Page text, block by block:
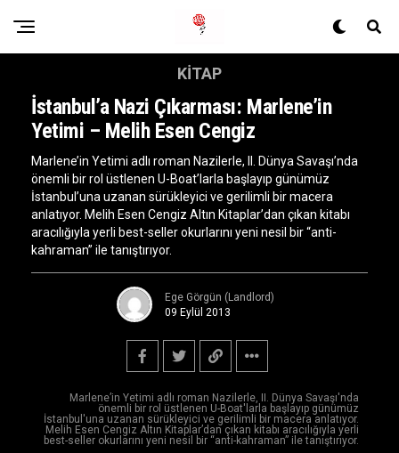
Marlene’in Yetimi adlı roman Nazilerle, II. Dünya Savaşı'nda
önemli bir rol üstlenen U-Boat'larla başlayıp günümüz
İstanbul'una uzanan sürükleyici ve gerilimli bir macera anlatıyor.
Melih Esen Cengiz Altın Kitaplar’dan çıkan kitabı aracılığıyla yerli
best-seller okurlarını yeni nesil bir “anti-kahraman” ile tanıştırıyor.
KITAP
İstanbul’a Nazi Çıkarması: Marlene’in
Yetimi – Melih Esen Cengiz
Marlene’in Yetimi adlı roman Nazilerle, II. Dünya Savaşı’nda
önemli bir rol üstlenen U-Boat’larla başlayıp günümüz
İstanbul’una uzanan sürükleyici ve gerilimli bir macera
anlatıyor. Melih Esen Cengiz Altın Kitaplar’dan çıkan kitabı
aracılığıyla yerli best-seller okurlarını yeni nesil bir “anti-
kahraman” ile tanıştırıyor.
Ege Görgün (Landlord)
09 Eylül 2013